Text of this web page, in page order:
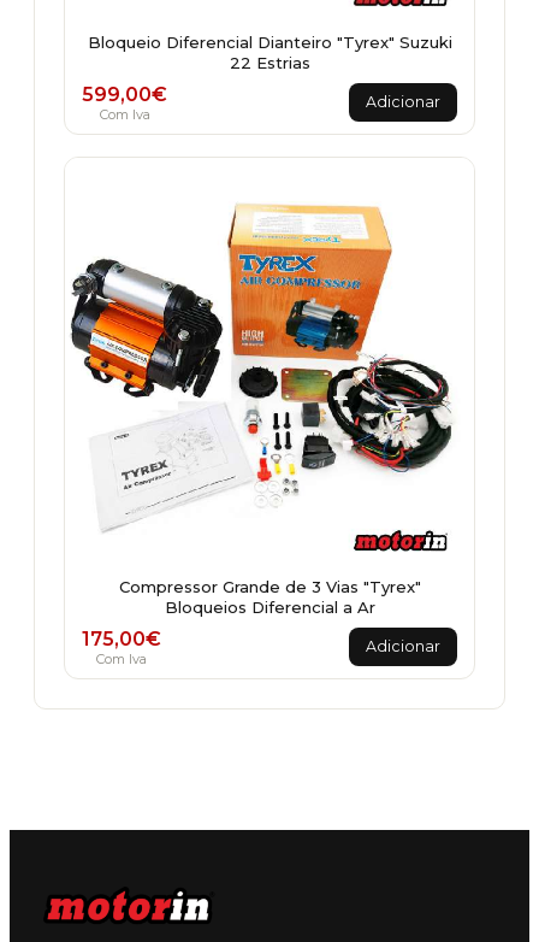
Bloqueio Diferencial Dianteiro "Tyrex" Suzuki
22 Estrias
599,00€
Com Iva
Adicionar
Compressor Grande de 3 Vias "Tyrex"
Bloqueios Diferencial a Ar
175,00€
Com Iva
Adicionar